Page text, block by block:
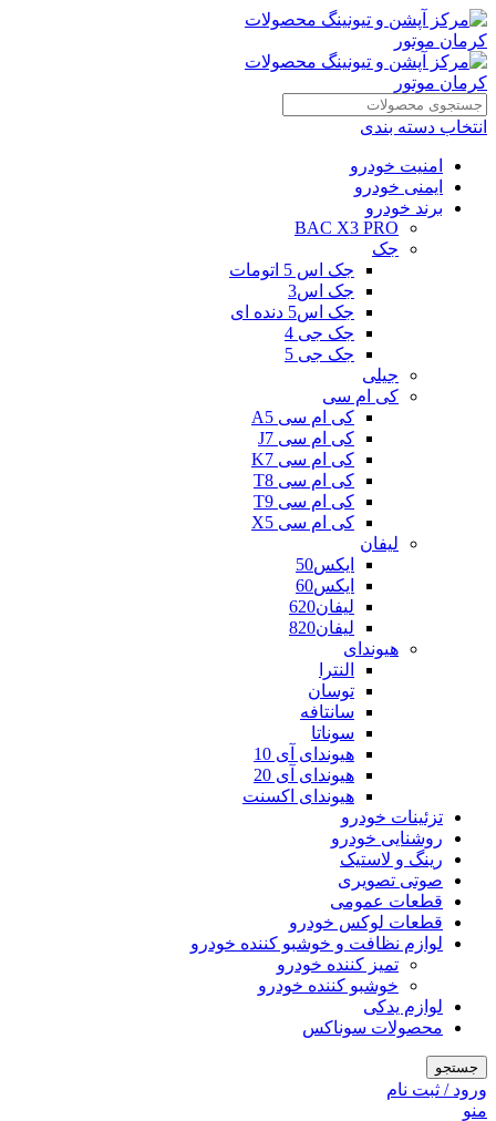
انتخاب دسته بندی
امنیت خودرو
ایمنی خودرو
برند خودرو
BAC X3 PRO
جک
جک اس 5 اتومات
جک اس3
جک اس5 دنده ای
جک جی 4
جک جی 5
جیلی
کی ام سی
کی ام سی A5
کی ام سی J7
کی ام سی K7
کی ام سی T8
کی ام سی T9
کی ام سی X5
لیفان
ایکس50
ایکس60
لیفان620
لیفان820
هیوندای
النترا
توسان
سانتافه
سوناتا
هیوندای آی 10
هیوندای آی 20
هیوندای اکسنت
تزئینات خودرو
روشنایی خودرو
رینگ و لاستیک
صوتی تصویری
قطعات عمومی
قطعات لوکس خودرو
لوازم نظافت و خوشبو کننده خودرو
تمیز کننده خودرو
خوشبو کننده خودرو
لوازم یدکی
محصولات سوناکس
جستجو
ورود / ثبت نام
منو